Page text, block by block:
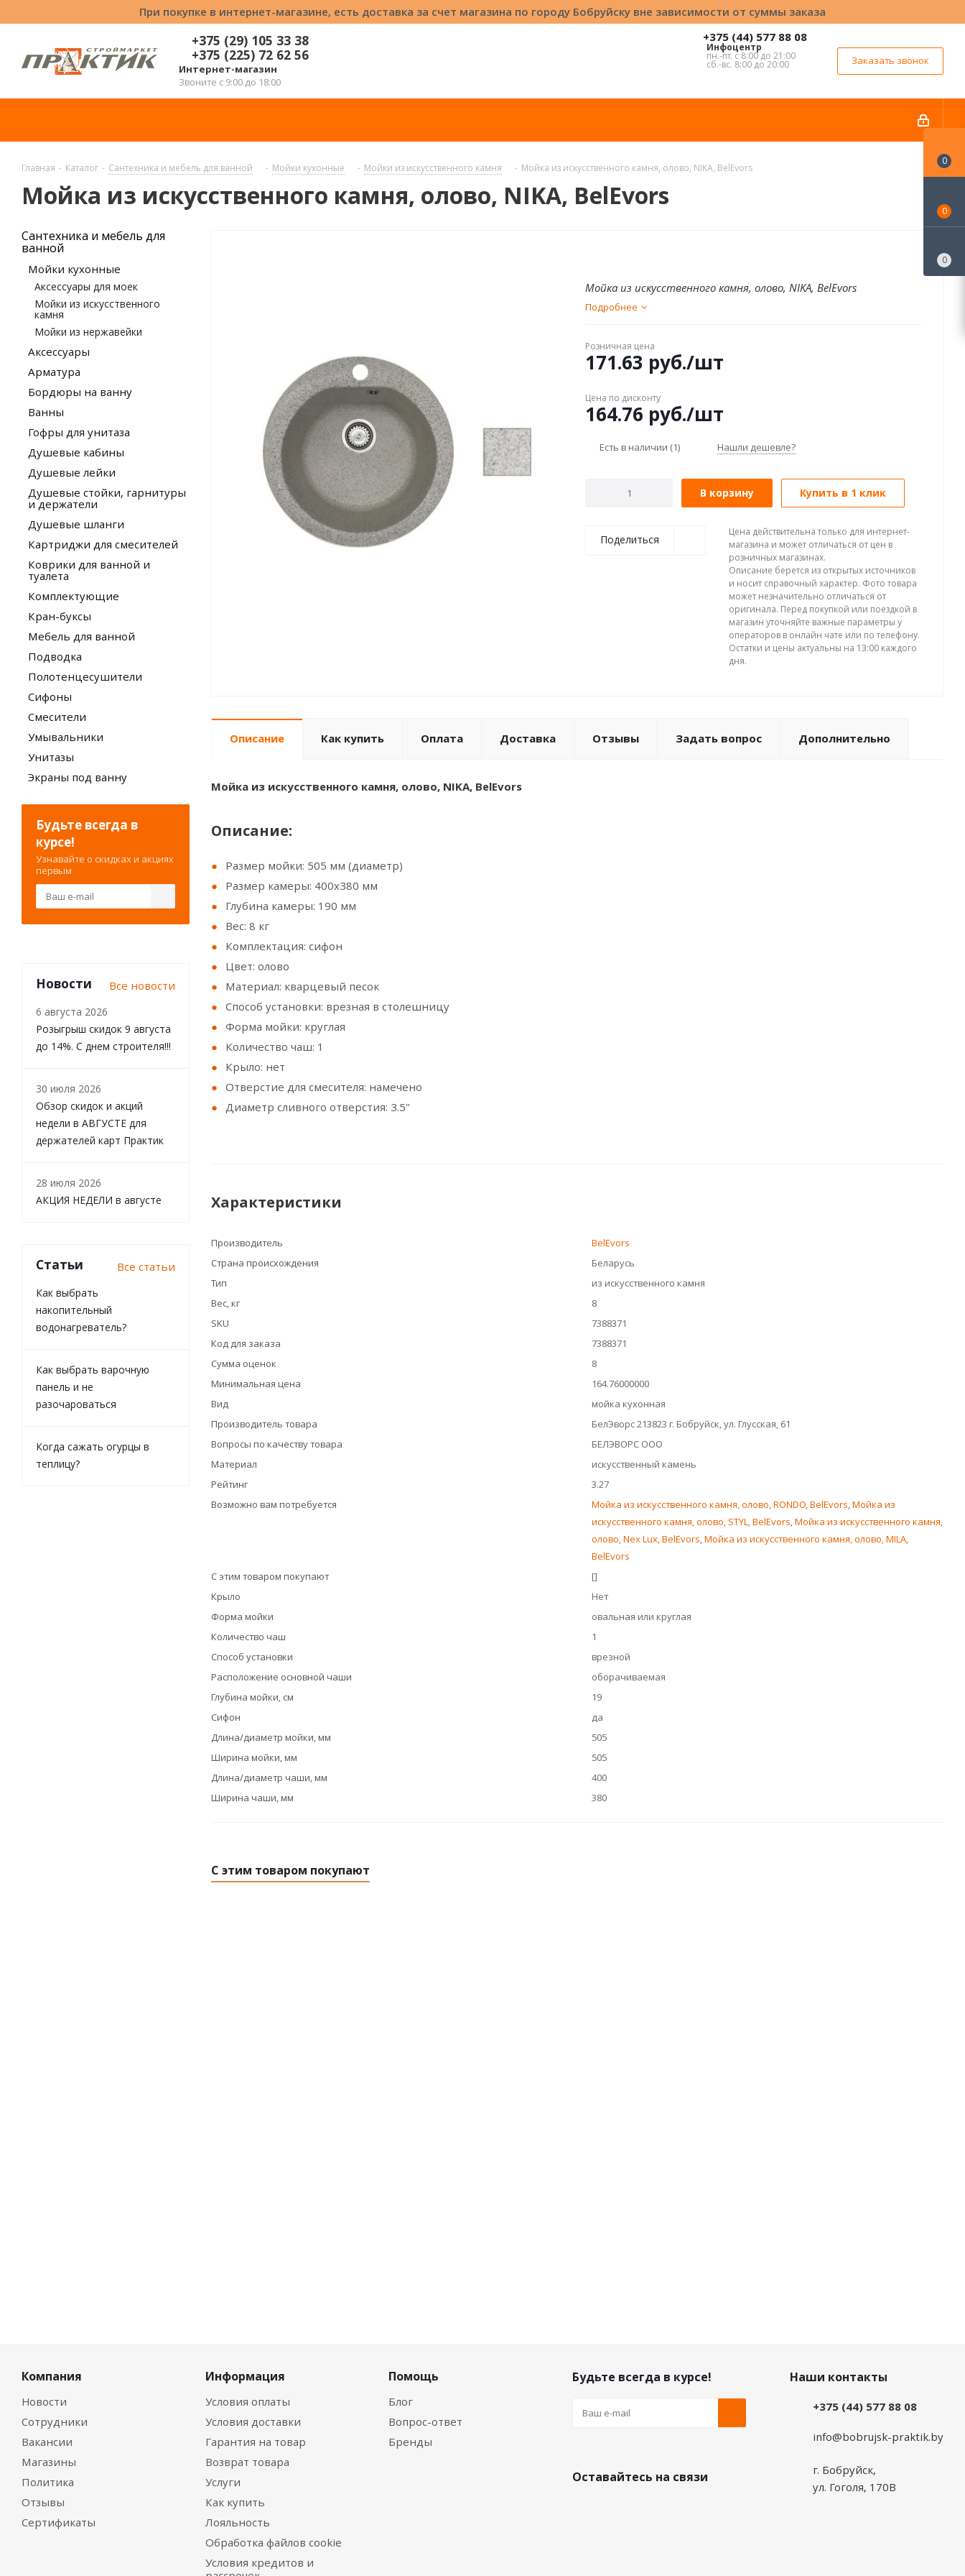
При покупке в интернет-магазине, есть доставка за счет магазина по городу Бобруйску вне зависимости от суммы заказа
+375 (29) 105 33 38
+375 (225) 72 62 56
Интернет-магазин
Звоните с 9:00 до 18:00
+375 (44) 577 88 08
Инфоцентр
пн.-пт. с 8:00 до 21:00
сб.-вс. 8:00 до 20:00 Заказать звонок
Главная - Каталог - Сантехника и мебель для ванной - Мойки кухонные - Мойки из искусственного камня - Мойка из искусственного камня, олово, NIKA, BelEvors
Мойка из искусственного камня, олово, NIKA, BelEvors
Мойка из искусственного камня, олово, NIKA, BelEvors
Подробнее
Розничная цена
171.63 руб./шт
Цена по дисконту
164.76 руб./шт
Есть в наличии (1) Нашли дешевле?
В корзину Купить в 1 клик
Поделиться
Цена действительна только для интернет-
магазина и может отличаться от цен в
розничных магазинах.
Описание берется из открытых источников
и носит справочный характер. Фото товара
может незначительно отличаться от
оригинала. Перед покупкой или поездкой в
магазин уточняйте важные параметры у
операторов в онлайн чате или по телефону.
Остатки и цены актуальны на 13:00 каждого
дня.
Описание Как купить Оплата Доставка Отзывы Задать вопрос Дополнительно
Мойка из искусственного камня, олово, NIKA, BelEvors
Описание:
Размер мойки: 505 мм (диаметр)
Размер камеры: 400х380 мм
Глубина камеры: 190 мм
Вес: 8 кг
Комплектация: сифон
Цвет: олово
Материал: кварцевый песок
Способ установки: врезная в столешницу
Форма мойки: круглая
Количество чаш: 1
Крыло: нет
Отверстие для смесителя: намечено
Диаметр сливного отверстия: 3.5"
Характеристики
Производитель
BelEvors
Страна происхождения
Беларусь
Тип
из искусственного камня
Вес, кг
8
SKU
7388371
Код для заказа
7388371
Сумма оценок
8
Минимальная цена
164.76000000
Вид
мойка кухонная
Производитель товара
БелЭворс 213823 г. Бобруйск, ул. Глусская, 61
Вопросы по качеству товара
БЕЛЭВОРС ООО
Материал
искусственный камень
Рейтинг
3.27
Возможно вам потребуется
Мойка из искусственного камня, олово, RONDO, BelEvors,Мойка из
искусственного камня, олово, STYL, BelEvors,Мойка из искусственного камня,
олово, Nex Lux, BelEvors,Мойка из искусственного камня, олово, MILA,
BelEvors
С этим товаром покупают
[]
Крыло
Нет
Форма мойки
овальная или круглая
Количество чаш
1
Способ установки
врезной
Расположение основной чаши
оборачиваемая
Глубина мойки, см
19
Сифон
да
Длина/диаметр мойки, мм
505
Ширина мойки, мм
505
Длина/диаметр чаши, мм
400
Ширина чаши, мм
380
С этим товаром покупают
Сантехника и мебель для
ванной
Мойки кухонные
Аксессуары для моек
Мойки из искусственного
камня
Мойки из нержавейки
Аксессуары
Арматура
Бордюры на ванну
Ванны
Гофры для унитаза
Душевые кабины
Душевые лейки
Душевые стойки, гарнитуры
и держатели
Душевые шланги
Картриджи для смесителей
Коврики для ванной и
туалета
Комплектующие
Кран-буксы
Мебель для ванной
Подводка
Полотенцесушители
Сифоны
Смесители
Умывальники
Унитазы
Экраны под ванну
Будьте всегда в
курсе!
Узнавайте о скидках и акциях
первым
Новости Все новости
6 августа 2026
Розыгрыш скидок 9 августа
до 14%. С днем строителя!!!
30 июля 2026
Обзор скидок и акций
недели в АВГУСТЕ для
держателей карт Практик
28 июля 2026
АКЦИЯ НЕДЕЛИ в августе
Статьи Все статьи
Как выбрать
накопительный
водонагреватель?
Как выбрать варочную
панель и не
разочароваться
Когда сажать огурцы в
теплицу?
Компания
Новости
Сотрудники
Вакансии
Магазины
Политика
Отзывы
Сертификаты
Информация
Условия оплаты
Условия доставки
Гарантия на товар
Возврат товара
Услуги
Как купить
Лояльность
Обработка файлов cookie
Условия кредитов и
Помощь
Блог
Вопрос-ответ
Бренды
Будьте всегда в курсе!
Оставайтесь на связи
Наши контакты
+375 (44) 577 88 08
info@bobrujsk-praktik.by
г. Бобруйск,
ул. Гоголя, 170В
0
0
0